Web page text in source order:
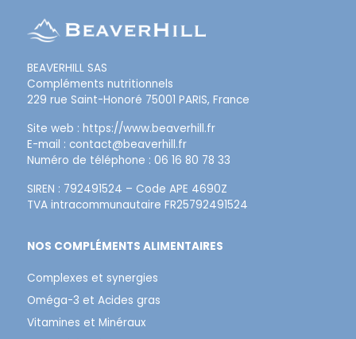
BEAVERHILL SAS
Compléments nutritionnels
229 rue Saint-Honoré 75001 PARIS, France
Site web :https://www.beaverhill.fr
E-mail : contact@beaverhill.fr
Numéro de téléphone : 06 16 80 78 33
SIREN : 792491524 – Code APE 4690Z
TVA intracommunautaire FR25792491524
NOS COMPLÉMENTS ALIMENTAIRES
Complexes et synergies
Oméga-3 et Acides gras
Vitamines et Minéraux